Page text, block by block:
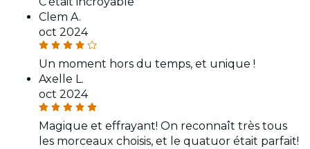
Clem A.
oct 2024
Un moment hors du temps, et unique !
Axelle L.
oct 2024
Magique et effrayant! On reconnaît très tous
les morceaux choisis, et le quatuor était parfait!